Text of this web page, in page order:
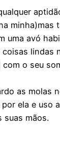
minha)mas
uma avó
lindas
o seu
as molas
ela e uso
suas mãos.